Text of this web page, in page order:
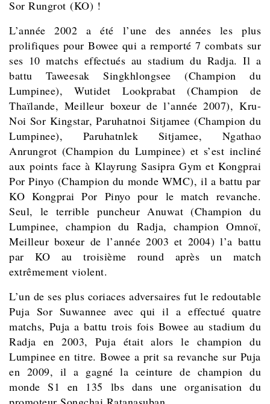
Sor Rungrot (KO) !
L’année 2002 a été l’une des années les plus
prolifiques pour Bowee qui a remporté 7 combats sur
ses 10 matchs effectués au stadium du Radja. Il a
battu Taweesak Singkhlongsee (Champion du
Lumpinee), Wutidet Lookprabat (Champion de
Thaïlande, Meilleur boxeur de l’année 2007), Kru-
Noi Sor Kingstar, Paruhatnoi Sitjamee (Champion du
Lumpinee), Paruhatnlek Sitjamee, Ngathao
Anrungrot (Champion du Lumpinee) et s’est incliné
aux points face à Klayrung Sasipra Gym et Kongprai
Por Pinyo (Champion du monde WMC), il a battu par
KO Kongprai Por Pinyo pour le match revanche.
Seul, le terrible puncheur Anuwat (Champion du
Lumpinee, champion du Radja, champion Omnoï,
Meilleur boxeur de l’année 2003 et 2004) l’a battu
par KO au troisième round après un match
extrêmement violent.
L’un de ses plus coriaces adversaires fut le redoutable
Puja Sor Suwannee avec qui il a effectué quatre
matchs, Puja a battu trois fois Bowee au stadium du
Radja en 2003, Puja était alors le champion du
Lumpinee en titre. Bowee a prit sa revanche sur Puja
en 2009, il a gagné la ceinture de champion du
monde S1 en 135 lbs dans une organisation du